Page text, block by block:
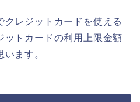
クレジットカードを使える
ットカードの利用上限金額
ます。